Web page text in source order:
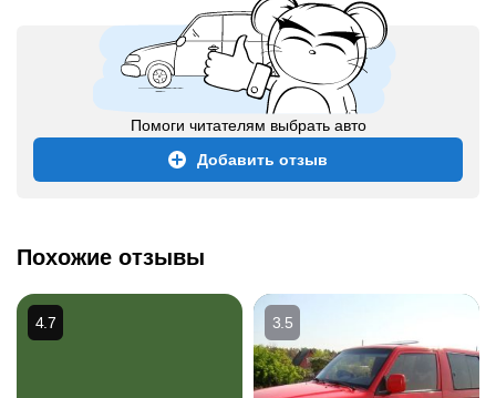
Помоги читателям выбрать авто
Добавить отзыв
Похожие отзывы
4.7 3.5